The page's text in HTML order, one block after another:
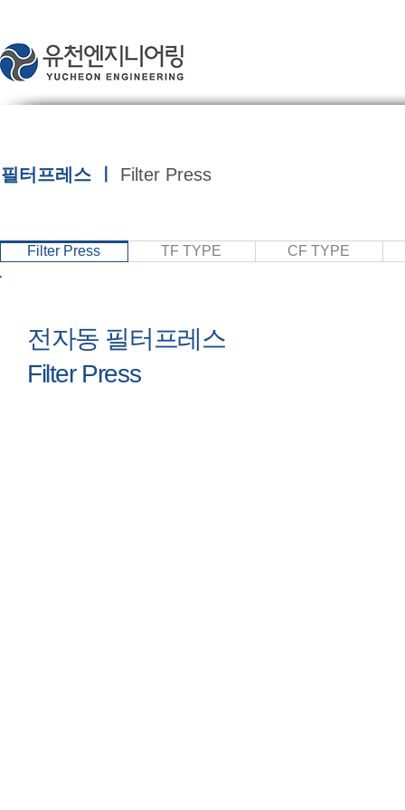
필터프레스 ㅣ Filter Press
TF TYPE CF TYPE
​전자동 필터프레스
Filter Press
Filter Press